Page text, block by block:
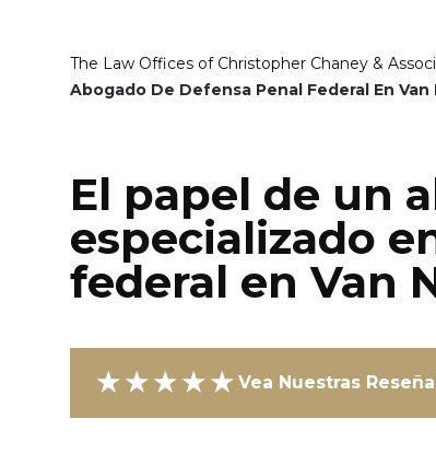
The Law Offices of Christopher Chaney &
Abogado De Defensa Penal Federal En Van
El papel de un
especializado
federal en Van
★★★★★ Vea Nuestras